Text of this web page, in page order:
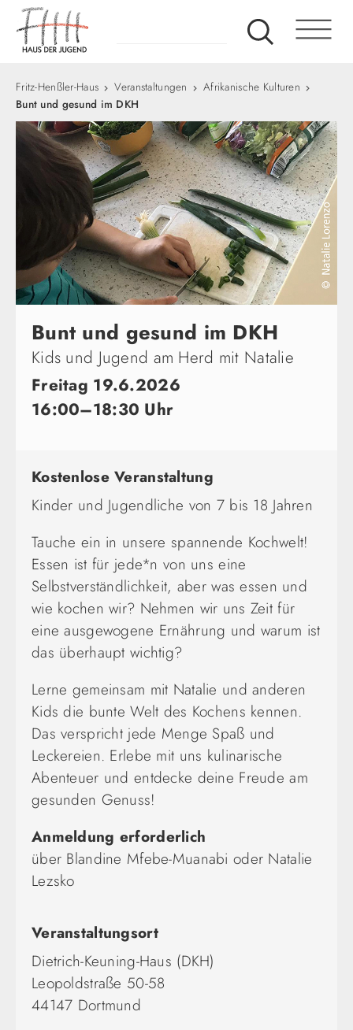
Fritz-Henßler-Haus Veranstaltungen
Afrikanische Kulturen
Bunt und gesund im DKH
Bunt und gesund im DKH
Kids und Jugend am Herd mit Natalie
Freitag 19.6.2026
16:00–18:30 Uhr
Kostenlose Veranstaltung
Kinder und Jugendliche von 7 bis 18 Jahren
Tauche ein in unsere spannende Kochwelt!
Essen ist für jede*n von uns eine
Selbstverständlichkeit, aber was essen und
wie kochen wir? Nehmen wir uns Zeit für
eine ausgewogene Ernährung und warum ist
das überhaupt wichtig?
Lerne gemeinsam mit Natalie und anderen
Kids die bunte Welt des Kochens kennen.
Das verspricht jede Menge Spaß und
Leckereien. Erlebe mit uns kulinarische
Abenteuer und entdecke deine Freude am
gesunden Genuss!
Anmeldung erforderlich
über Blandine Mfebe-Muanabi oder Natalie
Lezsko
Veranstaltungsort
Dietrich-Keuning-Haus (DKH)
Leopoldstraße 50-58
44147 Dortmund